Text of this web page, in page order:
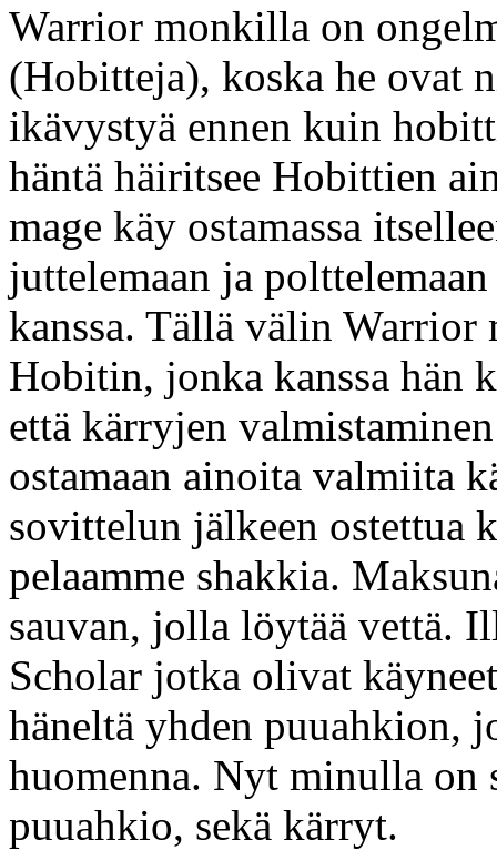
Warrior monkilla on
(Hobitteja), koska he ovat
ikävystyä ennen kuin
häntä häiritsee Hobittien
mage käy ostamassa
juttelemaan ja
kanssa. Tällä välin Warrior
Hobitin, jonka kanssa hän
että kärryjen
ostamaan ainoita valmiita
sovittelun jälkeen ostettua
pelaamme shakkia.
sauvan, jolla löytää vettä.
Scholar jotka olivat
häneltä yhden puuahkion,
huomenna. Nyt minulla
puuahkio, sekä kärryt.